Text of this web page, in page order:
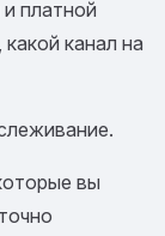
платной
канал на
вы